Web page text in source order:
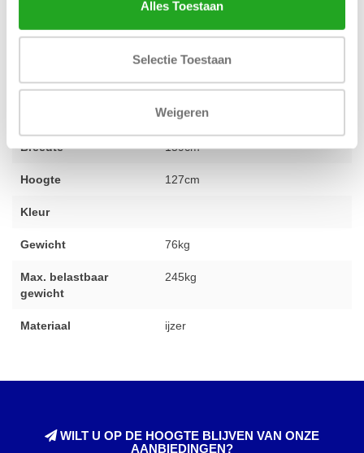
Alles Toestaan
Selectie Toestaan
Weigeren
Conditie 2e hands gereviseerd
181cm
Breedte 159cm
Hoogte 127cm
Kleur
Gewicht 76kg
Max. belastbaar
gewicht
245kg
Materiaal ijzer
WILT U OP DE HOOGTE BLIJVEN VAN ONZE
AANBIEDINGEN?